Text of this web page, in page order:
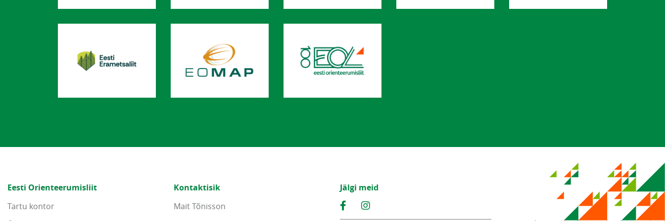
Eesti Orienteerumisliit
Tartu kontor
Kontaktisik
Mait Tõnisson
Jälgi meid